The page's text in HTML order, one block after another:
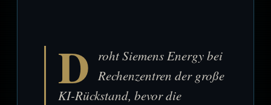
D
roht Siemens Energy bei
Rechenzentren der große
KI-Rückstand, bevor die